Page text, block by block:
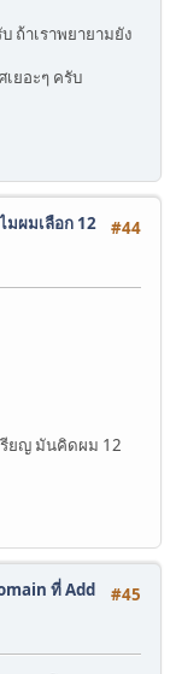
ถ้าเราพยายามยัง
เยอะๆ ครับ
#44
ผมเลือก 12
รียญ มันคิดผม 12
#45
ที่ Add